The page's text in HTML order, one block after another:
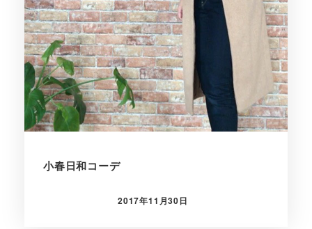
小春日和コーデ
投稿日
2017年11月30日